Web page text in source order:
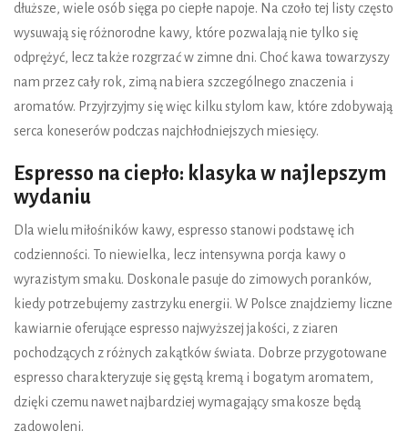
dłuższe, wiele osób sięga po ciepłe napoje. Na czoło tej listy często
wysuwają się różnorodne kawy, które pozwalają nie tylko się
odprężyć, lecz także rozgrzać w zimne dni. Choć kawa towarzyszy
nam przez cały rok, zimą nabiera szczególnego znaczenia i
aromatów. Przyjrzyjmy się więc kilku stylom kaw, które zdobywają
serca koneserów podczas najchłodniejszych miesięcy.
Espresso na ciepło: klasyka w najlepszym
wydaniu
Dla wielu miłośników kawy, espresso stanowi podstawę ich
codzienności. To niewielka, lecz intensywna porcja kawy o
wyrazistym smaku. Doskonale pasuje do zimowych poranków,
kiedy potrzebujemy zastrzyku energii. W Polsce znajdziemy liczne
kawiarnie oferujące espresso najwyższej jakości, z ziaren
pochodzących z różnych zakątków świata. Dobrze przygotowane
espresso charakteryzuje się gęstą kremą i bogatym aromatem,
dzięki czemu nawet najbardziej wymagający smakosze będą
zadowoleni.